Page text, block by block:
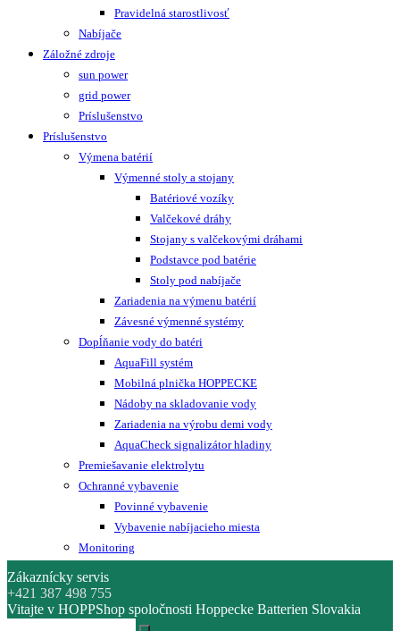
Pravidelná starostlivosť
Nabíjače
Záložné zdroje
sun power
grid power
Príslušenstvo
Príslušenstvo
Výmena batérií
Výmenné stoly a stojany
Batériové vozíky
Valčekové dráhy
Stojany s valčekovými dráhami
Podstavce pod batérie
Stoly pod nabíjače
Zariadenia na výmenu batérií
Závesné výmenné systémy
Dopĺňanie vody do batéri
AquaFill systém
Mobilná plnička HOPPECKE
Nádoby na skladovanie vody
Zariadenia na výrobu demi vody
AquaCheck signalizátor hladiny
Premiešavanie elektrolytu
Ochranné vybavenie
Povinné vybavenie
Vybavenie nabíjacieho miesta
Monitoring
Zákaznícky servis
+421 387 498 755
Vitajte v HOPPShop spoločnosti Hoppecke Batterien Slovakia